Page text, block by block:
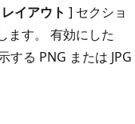
レイアウト ] セクショ
ます。 有効にした
する PNG または JPG